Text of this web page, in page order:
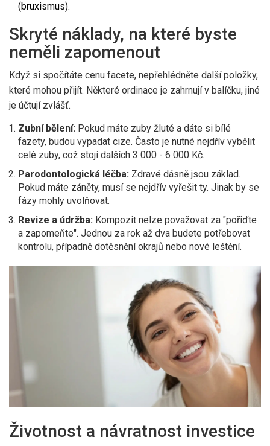
(bruxismus).
Skryté náklady, na které byste
neměli zapomenout
Když si spočítáte cenu facete, nepřehlédněte další položky,
které mohou přijít. Některé ordinace je zahrnují v balíčku, jiné
je účtují zvlášť.
Zubní bělení: Pokud máte zuby žluté a dáte si bílé
fazety, budou vypadat cize. Často je nutné nejdřív vybělit
celé zuby, což stojí dalších 3 000 - 6 000 Kč.
Parodontologická léčba: Zdravé dásně jsou základ.
Pokud máte záněty, musí se nejdřív vyřešit ty. Jinak by se
fázy mohly uvolňovat.
Revize a údržba: Kompozit nelze považovat za "pořiďte
a zapomeňte". Jednou za rok až dva budete potřebovat
kontrolu, případně dotěsnění okrajů nebo nové leštění.
Životnost a návratnost investice